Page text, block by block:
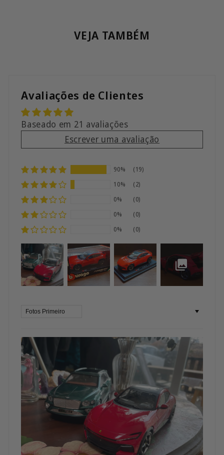
VEJA TAMBÉM
Avaliações de Clientes
Baseado em 21 avaliações
Escrever uma avaliação
90%
(19)
10%
(2)
0%
(0)
0%
(0)
0%
(0)
Sort by